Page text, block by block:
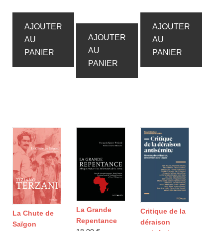
AJOUTER
AU
PANIER
AJOUTER
AU
PANIER
AJOUTER
AU
PANIER
La Chute de
Saïgon
La Grande
Repentance
Critique de la
déraison